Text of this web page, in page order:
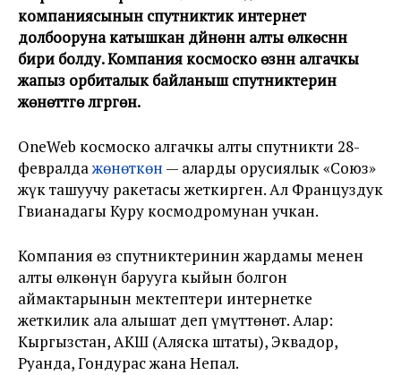
компаниясынын спутниктик интернет
долбооруна катышкан дүйнөнүн алты өлкөсүнүн
бири болду. Компания космоско өзүнүн алгачкы
жапыз орбиталык байланыш спутниктерин
жөнөттүүгө үлгүргөн.
OneWeb космоско алгачкы алты спутникти 28-
февралдажөнөткөн — аларды орусиялык «Союз»
жүк ташуучу ракетасы жеткирген. Ал Француздук
Гвианадагы Куру космодромунан учкан.
Компания өз спутниктеринин жардамы менен
алты өлкөнүн барууга кыйын болгон
аймактарынын мектептери интернетке
жеткилик ала алышат деп үмүттөнөт. Алар:
Кыргызстан, АКШ (Аляска штаты), Эквадор,
Руанда, Гондурас жана Непал.